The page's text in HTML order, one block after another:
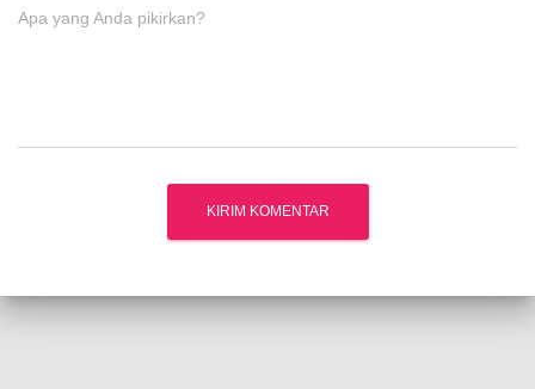
Apa yang Anda pikirkan?